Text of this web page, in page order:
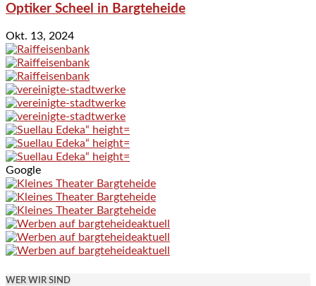
Optiker Scheel in Bargteheide
Okt. 13, 2024
Google
WER WIR SIND